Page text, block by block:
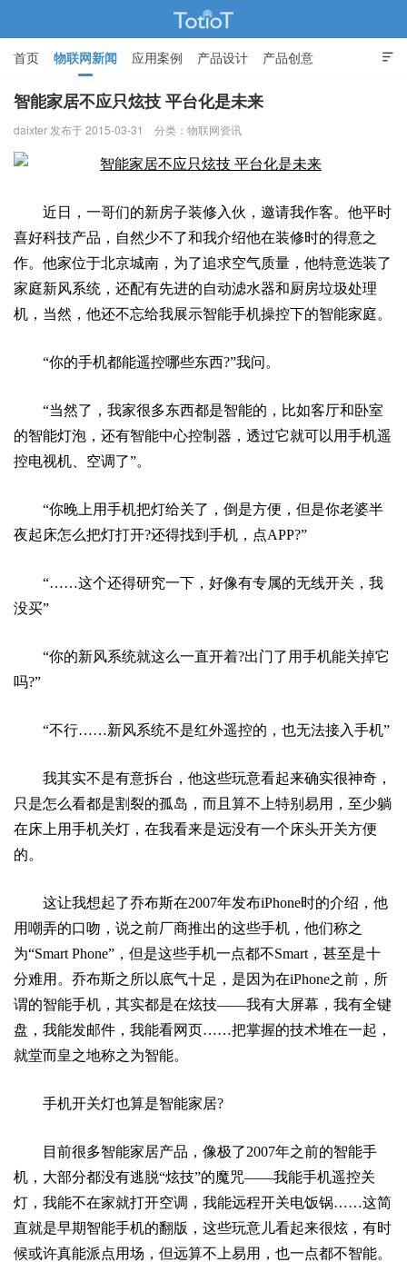

首页 物联网新闻 应用案例 产品设计 产品创意
智能家居
智能家居不应只炫技 平台化是未来
daixter 发布于 2015-03-31 分类： 物联网资讯
近日，一哥们的新房子装修入伙，邀请我作客。他平时
喜好科技产品，自然少不了和我介绍他在装修时的得意之
作。他家位于北京城南，为了追求空气质量，他特意选装了
家庭新风系统，还配有先进的自动滤水器和厨房垃圾处理
机，当然，他还不忘给我展示智能手机操控下的智能家庭。
“你的手机都能遥控哪些东西?”我问。
“当然了，我家很多东西都是智能的，比如客厅和卧室
的智能灯泡，还有智能中心控制器，透过它就可以用手机遥
控电视机、空调了”。
“你晚上用手机把灯给关了，倒是方便，但是你老婆半
夜起床怎么把灯打开?还得找到手机，点APP?”
“……这个还得研究一下，好像有专属的无线开关，我
没买”
“你的新风系统就这么一直开着?出门了用手机能关掉它
吗?”
“不行……新风系统不是红外遥控的，也无法接入手机”
我其实不是有意拆台，他这些玩意看起来确实很神奇，
只是怎么看都是割裂的孤岛，而且算不上特别易用，至少躺
在床上用手机关灯，在我看来是远没有一个床头开关方便
的。
这让我想起了乔布斯在2007年发布iPhone时的介绍，他
用嘲弄的口吻，说之前厂商推出的这些手机，他们称之
为“Smart Phone”，但是这些手机一点都不Smart，甚至是十
分难用。乔布斯之所以底气十足，是因为在iPhone之前，所
谓的智能手机，其实都是在炫技——我有大屏幕，我有全键
盘，我能发邮件，我能看网页……把掌握的技术堆在一起，
就堂而皇之地称之为智能。
手机开关灯也算是智能家居?
目前很多智能家居产品，像极了2007年之前的智能手
机，大部分都没有逃脱“炫技”的魔咒——我能手机遥控关
灯，我能不在家就打开空调，我能远程开关电饭锅……这简
直就是早期智能手机的翻版，这些玩意儿看起来很炫，有时
候或许真能派点用场，但远算不上易用，也一点都不智能。